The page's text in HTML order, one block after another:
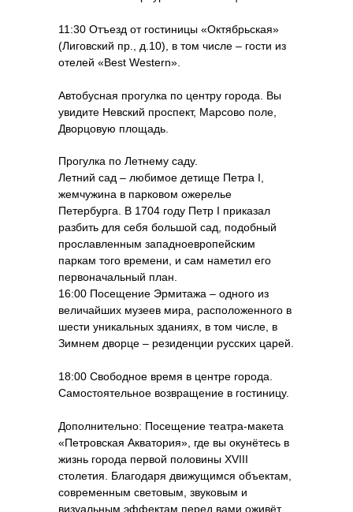
11:30 Отъезд от гостиницы «Октябрьская»
(Лиговский пр., д.10), в том числе – гости из
отелей «Best Western».
Автобусная прогулка по центру города. Вы
увидите Невский проспект, Марсово поле,
Дворцовую площадь.
Прогулка по Летнему саду.
Летний сад – любимое детище Петра I,
жемчужина в парковом ожерелье
Петербурга. В 1704 году Петр I приказал
разбить для себя большой сад, подобный
прославленным западноевропейским
паркам того времени, и сам наметил его
первоначальный план.
16:00 Посещение Эрмитажа – одного из
величайших музеев мира, расположенного в
шести уникальных зданиях, в том числе, в
Зимнем дворце – резиденции русских царей.
18:00 Свободное время в центре города.
Самостоятельное возвращение в гостиницу.
Дополнительно: Посещение театра-макета
«Петровская Акватория», где вы окунётесь в
жизнь города первой половины XVIII
столетия. Благодаря движущимся объектам,
современным световым, звуковым и
визуальным эффектам перед вами оживёт